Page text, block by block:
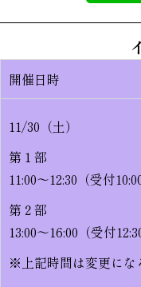
開催日時
11/30（土）
第１部
11:00～12:30（受付
第２部
13:00～16:00（受付
※上記時間は変更にな